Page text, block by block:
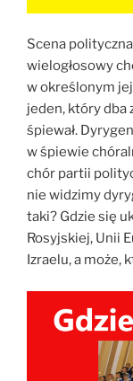
Scena
wielogłosowy
w określonym
jeden, który dba
śpiewał.
w śpiewie
chór partii
nie widzimy
taki? Gdzie się
Rosyjskiej, Unii
Izraelu, a może,